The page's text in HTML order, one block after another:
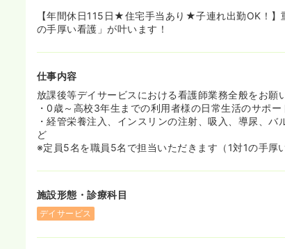
≪専門的なケアに携わりスキルアップできます！≫
◆経管栄養注入、インスリンの注射、吸入、導尿、
◆利用者様は0歳から高校3年生までのお子様で、
【年間休日115日★住宅手当あり★子連れ出勤OK！
の手厚い看護」が叶います！
仕事内容
放課後等デイサービスにおける看護師業務全般をお願
・0歳～高校3年生までの利用者様の日常生活のサポー
・経管栄養注入、インスリンの注射、吸入、導尿、
ど
※定員5名を職員5名で担当いただきます（1対1の手厚
施設形態・診療科目
デイサービス